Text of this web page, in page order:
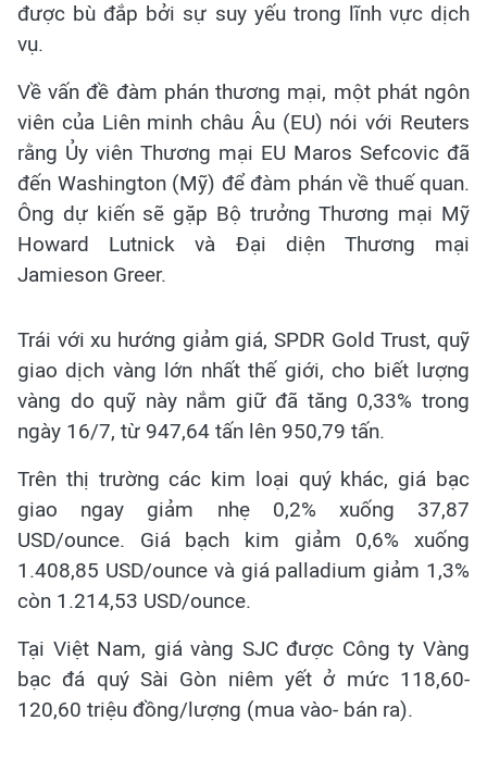
được bù đắp bởi sự suy yếu trong lĩnh vực dịch
vụ.
Về vấn đề đàm phán thương mại, một phát ngôn
viên của Liên minh châu Âu (EU) nói với Reuters
rằng Ủy viên Thương mại EU Maros Sefcovic đã
đến Washington (Mỹ) để đàm phán về thuế quan.
Ông dự kiến sẽ gặp Bộ trưởng Thương mại Mỹ
Howard Lutnick và Đại diện Thương mại
Jamieson Greer.
Trái với xu hướng giảm giá, SPDR Gold Trust, quỹ
giao dịch vàng lớn nhất thế giới, cho biết lượng
vàng do quỹ này nắm giữ đã tăng 0,33% trong
ngày 16/7, từ 947,64 tấn lên 950,79 tấn.
Trên thị trường các kim loại quý khác, giá bạc
giao ngay giảm nhẹ 0,2% xuống 37,87
USD/ounce. Giá bạch kim giảm 0,6% xuống
1.408,85 USD/ounce và giá palladium giảm 1,3%
còn 1.214,53 USD/ounce.
Tại Việt Nam, giá vàng SJC được Công ty Vàng
bạc đá quý Sài Gòn niêm yết ở mức 118,60-
120,60 triệu đồng/lượng (mua vào- bán ra).